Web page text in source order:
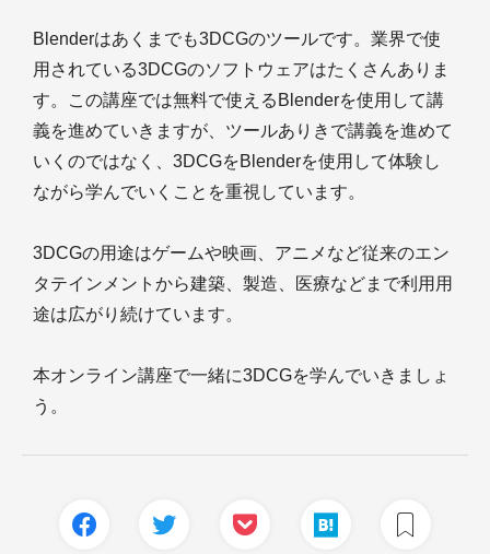
Blenderはあくまでも3DCGのツールです。業界で使
用されている3DCGのソフトウェアはたくさんありま
す。この講座では無料で使えるBlenderを使用して講
義を進めていきますが、ツールありきで講義を進めて
いくのではなく、3DCGをBlenderを使用して体験し
ながら学んでいくことを重視しています。
3DCGの用途はゲームや映画、アニメなど従来のエン
タテインメントから建築、製造、医療などまで利用用
途は広がり続けています。
本オンライン講座で一緒に3DCGを学んでいきましょ
う。